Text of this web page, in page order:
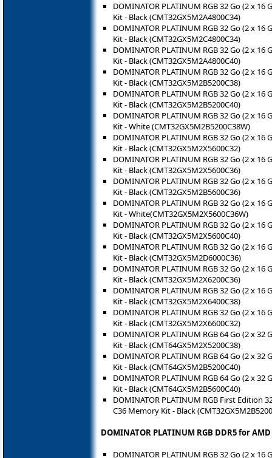
DOMINATOR PLATINUM RGB 32 Go (2 x
Kit - Black (CMT32GX5M2A4800C34)
DOMINATOR PLATINUM RGB 32 Go (2 x
Kit - Black (CMT32GX5M2C4800C34)
DOMINATOR PLATINUM RGB 32 Go (2 x
Kit - Black (CMT32GX5M2A4800C40)
DOMINATOR PLATINUM RGB 32 Go (2 x
Kit - Black (CMT32GX5M2B5200C38)
DOMINATOR PLATINUM RGB 32 Go (2 x
Kit - Black (CMT32GX5M2B5200C40)
DOMINATOR PLATINUM RGB 32 Go (2 x
Kit - White (CMT32GX5M2B5200C38W)
DOMINATOR PLATINUM RGB 32 Go (2 x
Kit - Black (CMT32GX5M2X5600C32)
DOMINATOR PLATINUM RGB 32 Go (2 x
Kit - Black (CMT32GX5M2X5600C36)
DOMINATOR PLATINUM RGB 32 Go (2 x
Kit - Black (CMT32GX5M2B5600C36)
DOMINATOR PLATINUM RGB 32 Go (2 x
Kit - White(CMT32GX5M2X5600C36W)
DOMINATOR PLATINUM RGB 32 Go (2 x
Kit - Black (CMT32GX5M2X5600C40)
DOMINATOR PLATINUM RGB 32 Go (2 x
Kit - Black (CMT32GX5M2D6000C36)
DOMINATOR PLATINUM RGB 32 Go (2 x
Kit - Black (CMT32GX5M2X6200C36)
DOMINATOR PLATINUM RGB 32 Go (2 x
Kit - Black (CMT32GX5M2X6400C38)
DOMINATOR PLATINUM RGB 32 Go (2 x
Kit - Black (CMT32GX5M2X6600C32)
DOMINATOR PLATINUM RGB 64 Go (2 x
Kit - Black (CMT64GX5M2X5200C38)
DOMINATOR PLATINUM RGB 64 Go (2 x
Kit - Black (CMT64GX5M2B5200C40)
DOMINATOR PLATINUM RGB 64 Go (2 x
Kit - Black (CMT64GX5M2B5600C40)
DOMINATOR PLATINUM RGB First Edition
C36 Memory Kit - Black
DOMINATOR PLATINUM RGB DDR5 for
DOMINATOR PLATINUM RGB 32 Go (2 x 16